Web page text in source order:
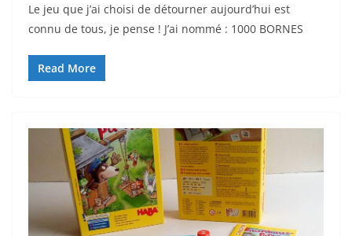
Le jeu que j’ai choisi de détourner aujourd’hui est
connu de tous, je pense ! J’ai nommé : 1000 BORNES
Read More